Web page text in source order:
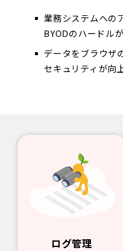
業務システムへの
BYODのハードル
データをブラウザ
セキュリティが向
ログ管理